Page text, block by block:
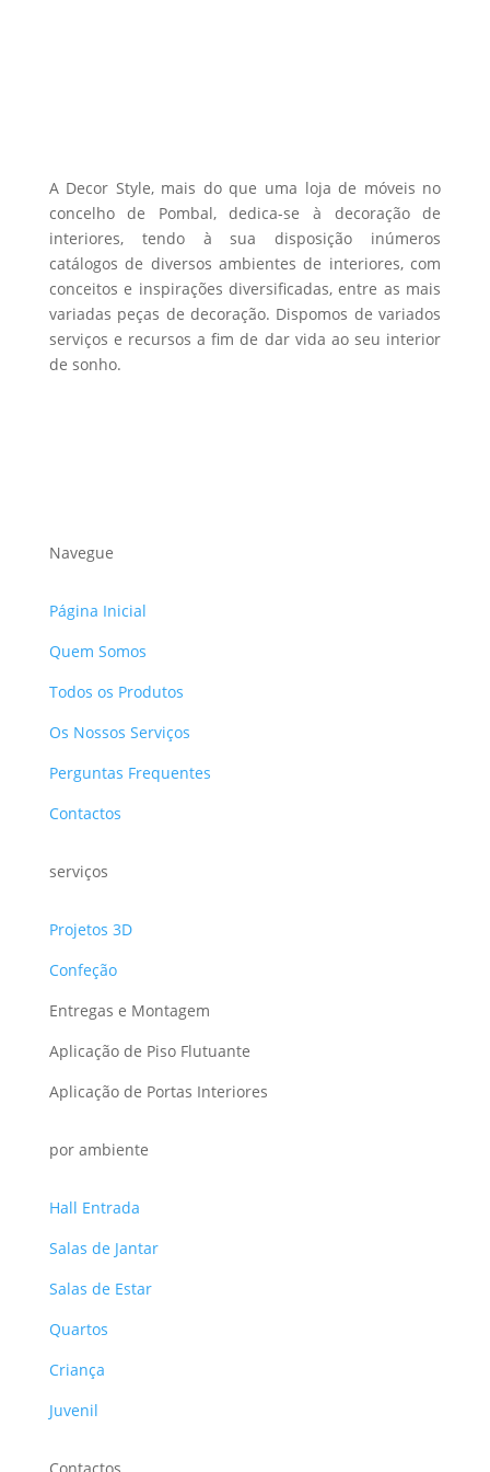
the
product
page
A Decor Style, mais do que uma loja de móveis no
concelho de Pombal, dedica-se à decoração de
interiores, tendo à sua disposição inúmeros
catálogos de diversos ambientes de interiores, com
conceitos e inspirações diversificadas, entre as mais
variadas peças de decoração. Dispomos de variados
serviços e recursos a fim de dar vida ao seu interior
de sonho.
Navegue
Página Inicial
Quem Somos
Todos os Produtos
Os Nossos Serviços
Perguntas Frequentes
Contactos
serviços
Projetos 3D
Confeção
Entregas e Montagem
Aplicação de Piso Flutuante
Aplicação de Portas Interiores
por ambiente
Hall Entrada
Salas de Jantar
Salas de Estar
Quartos
Criança
Juvenil